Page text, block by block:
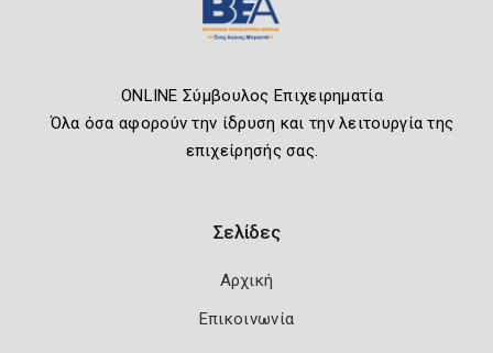
ONLINE Σύμβουλος Επιχειρηματία
Όλα όσα αφορούν την ίδρυση και την λειτουργία της
επιχείρησής σας.
Σελίδες
Αρχική
Επικοινωνία